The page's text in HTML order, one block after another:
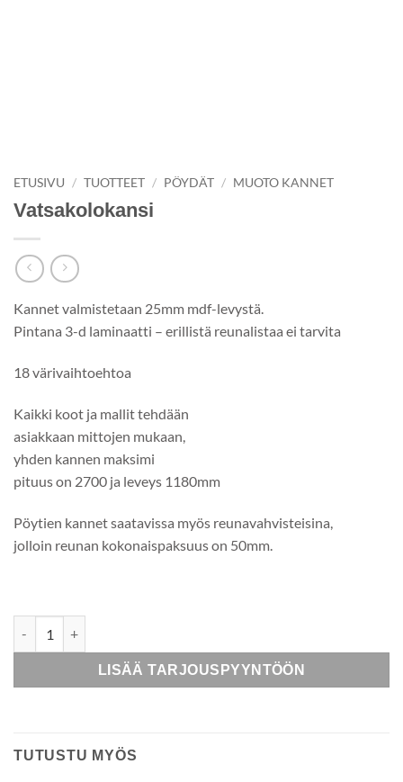
ETUSIVU / TUOTTEET / PÖYDÄT / MUOTO KANNET
Vatsakolokansi
Kannet valmistetaan 25mm mdf-levystä.
Pintana 3-d laminaatti – erillistä reunalistaa ei tarvita
18 värivaihtoehtoa
Kaikki koot ja mallit tehdään
asiakkaan mittojen mukaan,
yhden kannen maksimi
pituus on 2700 ja leveys 1180mm
Pöytien kannet saatavissa myös reunavahvisteisina,
jolloin reunan kokonaispaksuus on 50mm.
LISÄÄ TARJOUSPYYNTÖÖN
TUTUSTU MYÖS